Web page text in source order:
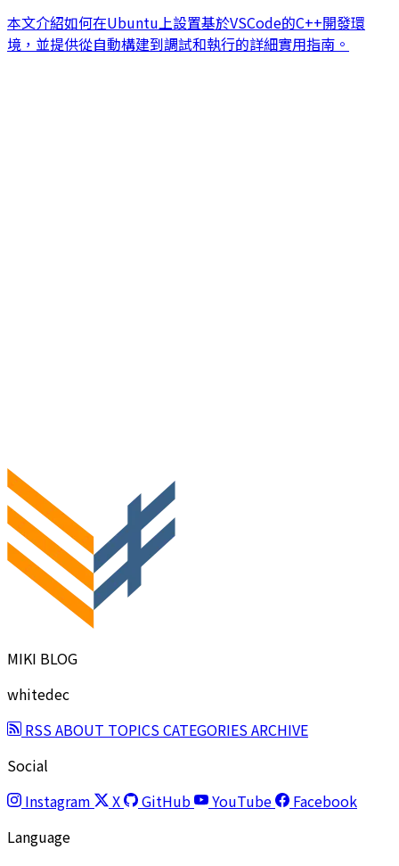
本文介紹如何在Ubuntu上設置基於VSCode的C++開發環
境，並提供從自動構建到調試和執行的詳細實用指南。
MIKI BLOG
whitedec
RSSABOUT TOPICSCATEGORIESARCHIVE
Social
Instagram
X GitHub YouTube
Facebook
Language